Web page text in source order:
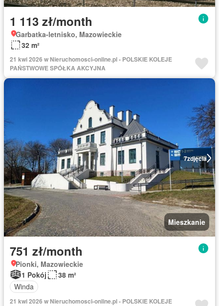
1 113 zł/month
Garbatka-letnisko, Mazowieckie
32 m²
21 kwi 2026 w Nieruchomosci-online.pl - POLSKIE KOLEJE
PAŃSTWOWE SPÓŁKA AKCYJNA
7zdjęcia
Mieszkanie
751 zł/month
Pionki, Mazowieckie
1 Pokój
38 m²
Winda
21 kwi 2026 w Nieruchomosci-online.pl - POLSKIE KOLEJE